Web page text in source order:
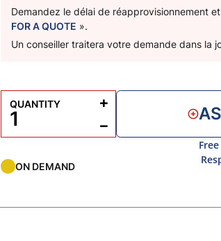
Demandez le délai de réapprovisionnement
FOR A QUOTE ».
Un conseiller traitera votre demande dans la
ON DEMAND
QUANTITY
−
+